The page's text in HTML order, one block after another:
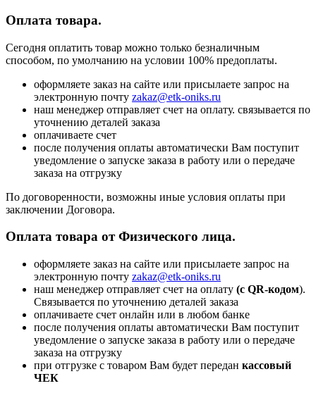
Оплата товара.
Сегодня оплатить товар можно только безналичным
способом, по умолчанию на условии 100% предоплаты.
оформляете заказ на сайте или присылаете запрос на
электронную почту zakaz@etk-oniks.ru
наш менеджер отправляет счет на оплату. связывается по
уточнению деталей заказа
оплачиваете счет
после получения оплаты автоматически Вам поступит
уведомление о запуске заказа в работу или о передаче
заказа на отгрузку
По договоренности, возможны иные условия оплаты при
заключении Договора.
Оплата товара от Физического лица.
оформляете заказ на сайте или присылаете запрос на
электронную почту zakaz@etk-oniks.ru
наш менеджер отправляет счет на оплату (с QR-кодом).
Связывается по уточнению деталей заказа
оплачиваете счет онлайн или в любом банке
после получения оплаты автоматически Вам поступит
уведомление о запуске заказа в работу или о передаче
заказа на отгрузку
при отгрузке с товаром Вам будет передан кассовый
ЧЕК